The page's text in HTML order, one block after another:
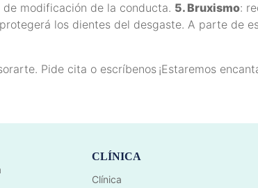
modificación de la conducta. 5. Bruxismo:
los dientes del desgaste. A parte de
Pide cita o escríbenos ¡Estaremos
CLÍNICA
Clínica